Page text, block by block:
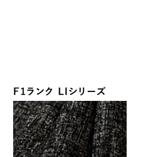
F1ランク LIシリーズ